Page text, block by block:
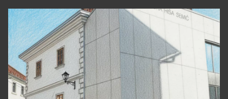
Miklavc Turnher za
vsa razstavljena in
reproducirana dela
Božidarja Jakca